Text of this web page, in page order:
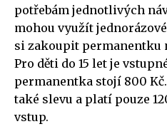
potřebám jednotlivých
mohou využít
si zakoupit permanentku
Pro děti do 15 let je
permanentka stojí 800
také slevu a platí pouze
vstup.